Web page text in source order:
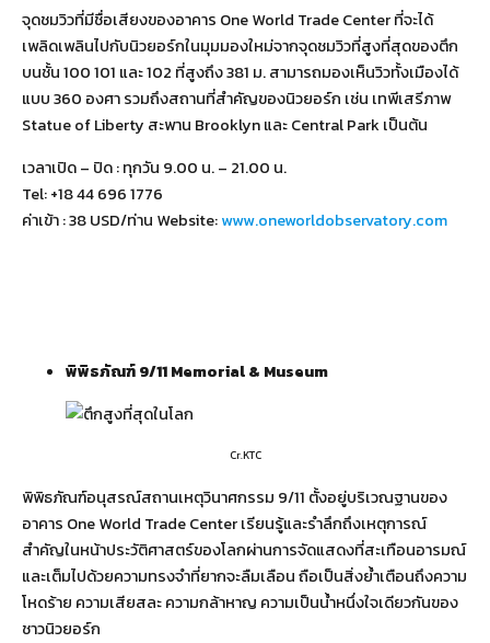
จุดชมวิวที่มีชื่อเสียงของอาคาร One World Trade Center ที่จะได้
เพลิดเพลินไปกับนิวยอร์กในมุมมองใหม่จากจุดชมวิวที่สูงที่สุดของตึก
บนชั้น 100 101 และ 102 ที่สูงถึง 381 ม. สามารถมองเห็นวิวทั้งเมืองได้
แบบ 360 องศา รวมถึงสถานที่สำคัญของนิวยอร์ก เช่น เทพีเสรีภาพ
Statue of Liberty สะพาน Brooklyn และ Central Park เป็นต้น
เวลาเปิด – ปิด : ทุกวัน 9.00 น. – 21.00 น.
Tel: +18 44 696 1776
ค่าเข้า : 38 USD/ท่าน Website:www.oneworldobservatory.com
พิพิธภัณฑ์9/11 Memorial & Museum
Cr.KTC
พิพิธภัณฑ์อนุสรณ์สถานเหตุวินาศกรรม 9/11 ตั้งอยู่บริเวณฐานของ
อาคาร One World Trade Center เรียนรู้และรำลึกถึงเหตุการณ์
สำคัญในหน้าประวัติศาสตร์ของโลกผ่านการจัดแสดงที่สะเทือนอารมณ์
และเต็มไปด้วยความทรงจำที่ยากจะลืมเลือน ถือเป็นสิ่งย้ำเตือนถึงความ
โหดร้าย ความเสียสละ ความกล้าหาญ ความเป็นน้ำหนึ่งใจเดียวกันของ
ชาวนิวยอร์ก